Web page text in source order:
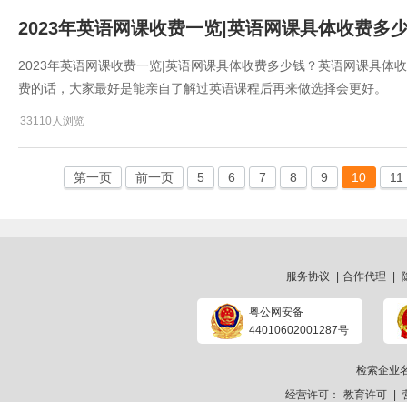
2023年英语网课收费一览|英语网课具体收费多
2023年英语网课收费一览|英语网课具体收费多少钱？英语网课具体
费的话，大家最好是能亲自了解过英语课程后再来做选择会更好。
33110人浏览
第一页 前一页 5 6 7 8 9 10 11
服务协议 合作代理
粤公网安备
44010602001287号
检索企业
经营许可：
教育许可